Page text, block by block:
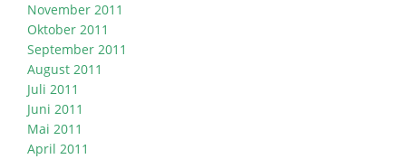
November 2011
Oktober 2011
September 2011
August 2011
Juli 2011
Juni 2011
Mai 2011
April 2011